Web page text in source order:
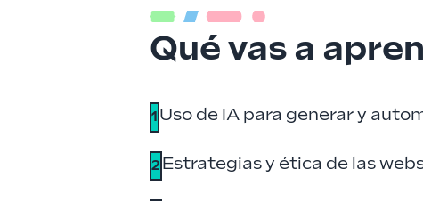
Qué vas a
1 Uso de IA para generar y
2 Estrategias y ética de las